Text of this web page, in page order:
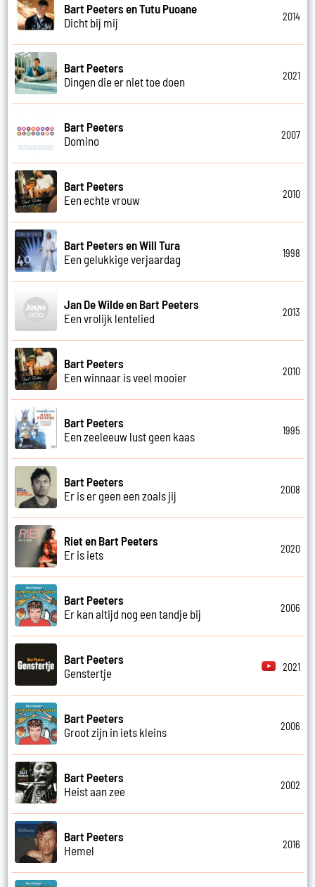
Bart Peeters en Tutu Puoane
Dicht bij mij
2014
Bart Peeters
Dingen die er niet toe doen
2021
Bart Peeters
Domino
2007
Bart Peeters
Een echte vrouw
2010
Bart Peeters en Will Tura
Een gelukkige verjaardag
1998
Jan De Wilde en Bart Peeters
Een vrolijk lentelied
2013
Bart Peeters
Een winnaar is veel mooier
2010
Bart Peeters
Een zeeleeuw lust geen kaas
1995
Bart Peeters
Er is er geen een zoals jij
2008
Riet en Bart Peeters
Er is iets
2020
Bart Peeters
Er kan altijd nog een tandje bij
2006
Bart Peeters
Genstertje
2021
Bart Peeters
Groot zijn in iets kleins
2006
Bart Peeters
Heist aan zee
2002
Bart Peeters
Hemel
2016